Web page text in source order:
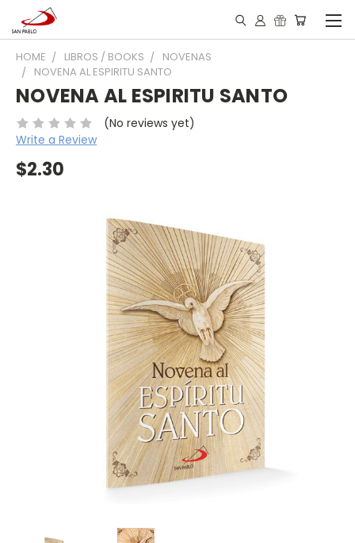
HOME LIBROS / BOOKS
NOVENAS
NOVENA AL ESPIRITU SANTO
NOVENA AL ESPIRITU SANTO
(No reviews yet)
Write a Review
$2.30